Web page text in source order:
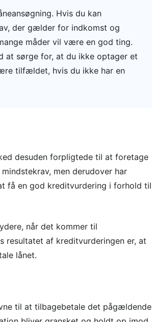
Hvis du kan
der gælder for indkomst og
måder vil være en god ting.
at sørge for, at du ikke optager et
tilfældet, hvis du ikke har en
desuden forpligtede til at foretage
men derudover har
få en god kreditvurdering i forhold til
når det kommer til
resultatet af kreditvurderingen er, at
lånet.
til at tilbagebetale det pågældende